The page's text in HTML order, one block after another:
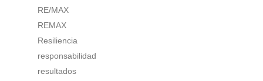
RE/MAX
REMAX
Resiliencia
responsabilidad
resultados